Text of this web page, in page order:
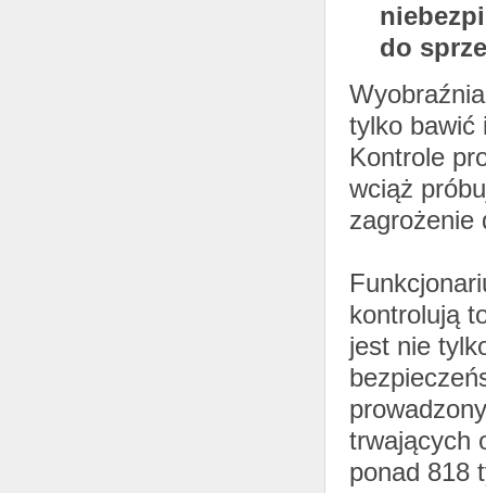
do
tylko bawić
Kontrole
wciąż
zagrożenie
kontrolują
jest nie
trwających
ponad 818